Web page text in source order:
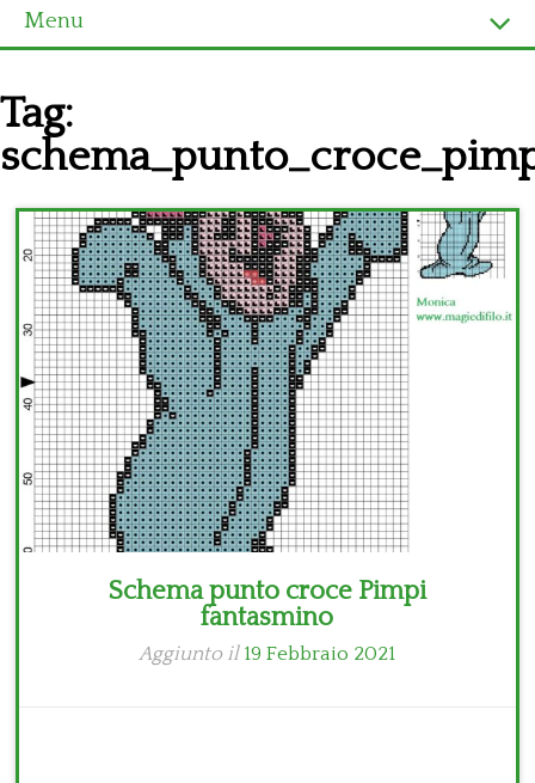
Menu
Ultimi schemi
Alfabeto
Bambini
Disney
Thun
Tag:
Schema punto croce Pimpi
fantasmino
Aggiunto il 19 Febbraio 2021